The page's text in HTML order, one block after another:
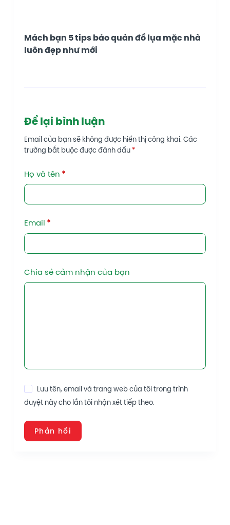
Mách bạn 5 tips bảo quản đồ lụa mặc nhà
luôn đẹp như mới
Để lại bình luận
Email của bạn sẽ không được hiển thị công khai. Các
trường bắt buộc được đánh dấu *
Họ và tên *
Email *
Chia sẻ cảm nhận của bạn
Lưu tên, email và trang web của tôi trong trình
duyệt này cho lần tôi nhận xét tiếp theo.
Phản hồi